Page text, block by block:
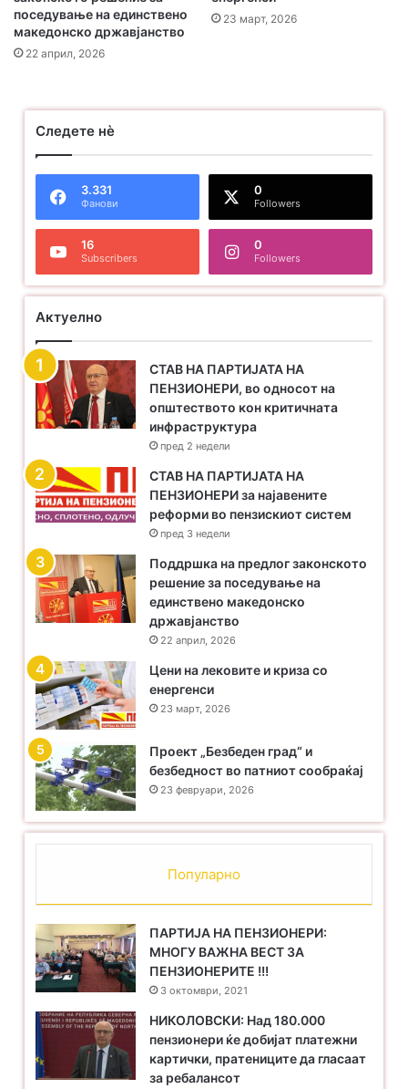
Партија на пензионери
поседување на единствено
македонско државјанство
22 април, 2026
23 март, 2026
Следете нѐ
3.331
Фанови
0
Followers
16
Subscribers
0
Followers
Актуелно
СТАВ НА ПАРТИЈАТА НА
ПЕНЗИОНЕРИ, во односот на
општеството кон критичната
инфраструктура
пред 2 недели
​СТАВ НА ПАРТИЈАТА НА
ПЕНЗИОНЕРИ за најавените
реформи во пензискиот систем
пред 3 недели
Поддршка на предлог законското
решение за поседување на
единствено македонско
државјанство
22 април, 2026
Цени на лековите и криза со
енергенси
23 март, 2026
Проект „Безбеден град“ и
безбедност во патниот сообраќај
23 февруари, 2026
Популарно
ПАРТИЈА НА ПЕНЗИОНЕРИ:
МНОГУ ВАЖНА ВЕСТ ЗА
ПЕНЗИОНЕРИТЕ !!!
3 октомври, 2021
НИКОЛОВСКИ: Над 180.000
пензионери ќе добијат платежни
картички, пратениците да гласаат
за ребалансот